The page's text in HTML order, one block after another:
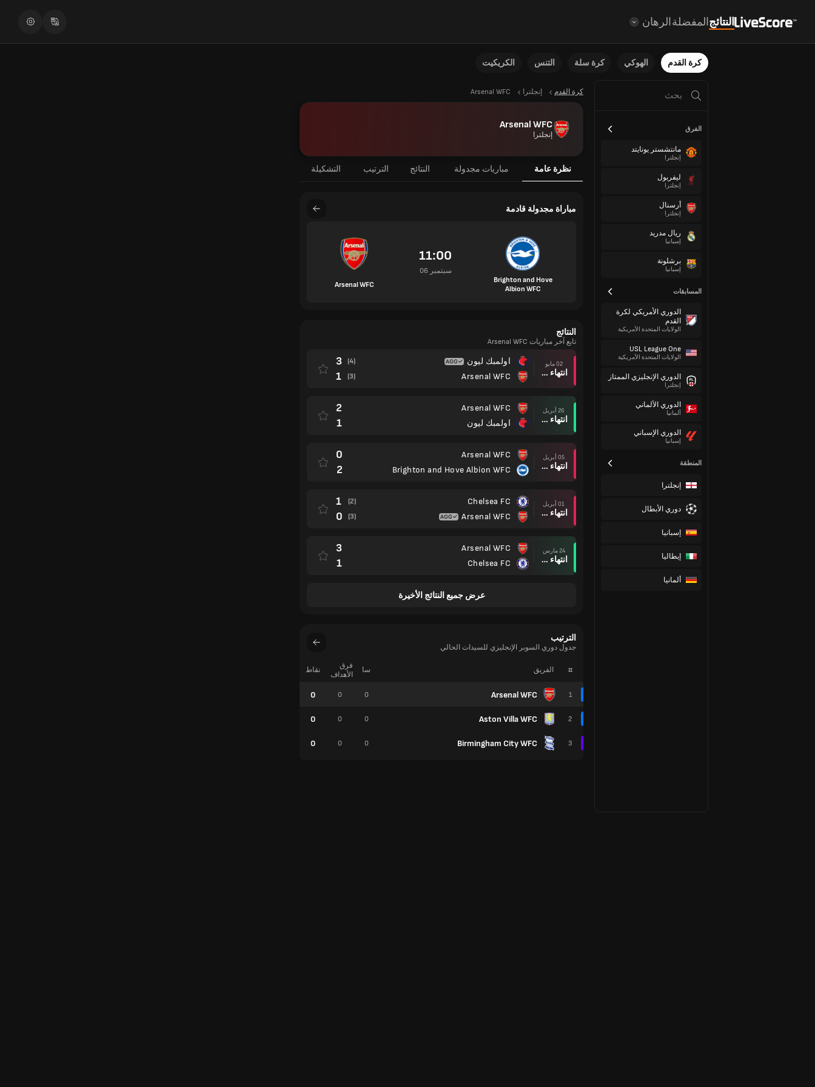
النتائجالمفضلةالرهان
كرة القدم الهوكي كرة سلة التنس الكريكيت
الفرق
مانتشستر يونايتد
إنجلترا
ليفربول
إنجلترا
أرسنال
إنجلترا
ريال مدريد
إسبانيا
برشلونة
إسبانيا
المسابقات
الدوري الأمريكي لكرة
القدم
الولايات المتحدة الأمريكية
USL League One
الولايات المتحدة الأمريكية
الدوري الإنجليزي الممتاز
إنجلترا
الدوري الألماني
ألمانيا
الدوري الإسباني
إسبانيا
المنطقة
إنجلترا
دوري الأبطال
إسبانيا
إيطاليا
ألمانيا
كرة القدم إنجلترا Arsenal WFC
Arsenal WFC
إنجلترا
نظرة عامة مباريات مجدولة النتائج الترتيب التشكيلة
مباراة مجدولة قادمة
Brighton and Hove
Albion WFC
11:00
06 سبتمبر
Arsenal WFC
النتائج
تابع آخر مباريات Arsenal WFC
02 مايو
انتهاء وقت المباراة
اولمبك ليون
Arsenal WFC
(4)
3
(3)
1
26 أبريل
انتهاء وقت المباراة
Arsenal WFC
اولمبك ليون
2
1
05 أبريل
انتهاء وقت المباراة
Arsenal WFC
Brighton and Hove Albion WFC
0
2
01 أبريل
انتهاء وقت المباراة
Chelsea FC
Arsenal WFC
(2)
1
(3)
0
24 مارس
انتهاء وقت المباراة
Arsenal WFC
Chelsea FC
3
1
عرض جميع النتائج الأخيرة
الترتيب
جدول دوري السوبر الإنجليزي للسيدات الحالي
# الفريق
1
Arsenal WFC
2
Aston Villa WFC
3
Birmingham City WFC
سا
فرق
الأهداف
نقاط
0
0
0
0
0
0
0
0
0